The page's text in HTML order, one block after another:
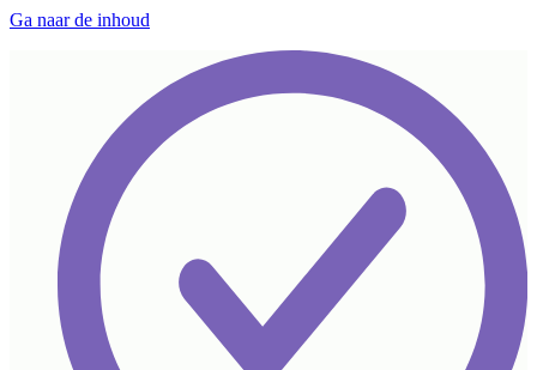
Ga naar de inhoud